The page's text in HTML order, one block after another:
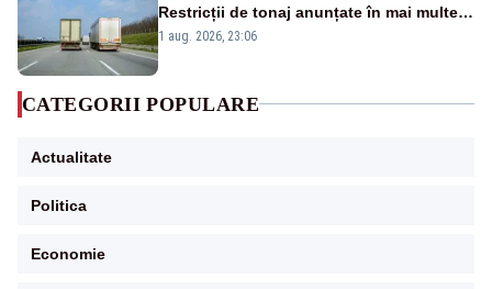
Restricții de tonaj anunțate în mai multe
județe
1 aug. 2026, 23:06
CATEGORII POPULARE
Actualitate
Politica
Economie